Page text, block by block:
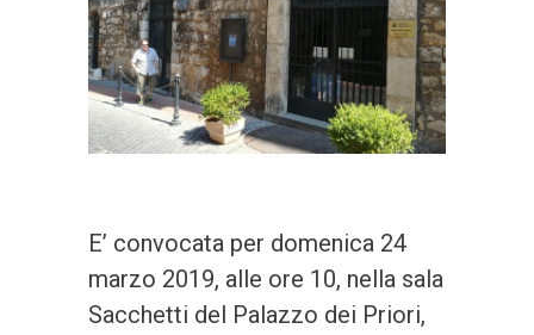
E’ convocata per domenica 24
marzo 2019, alle ore 10, nella sala
Sacchetti del Palazzo dei Priori,